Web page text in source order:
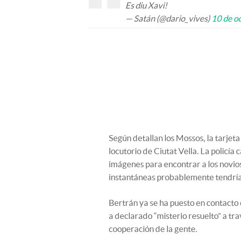
Es diu Xavi!
— Satán (@dario_vives) 10 de
Según detallan los Mossos, la
locutorio de Ciutat Vella. La policía
imágenes para encontrar a los
instantáneas probablemente
Bertrán ya se ha puesto en
a declarado “misterio resuelto” a
cooperación de la gente.